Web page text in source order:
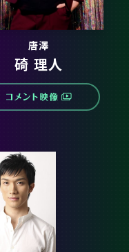
唐澤
碕 理人